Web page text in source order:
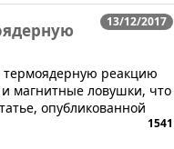
13/12/2017
термоядерную реакцию
магнитные ловушки, что
опубликованной
1541